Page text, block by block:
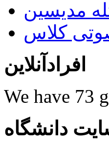
مدیسین
کلاس
افرادآنلاین
We have 73
دانشگاه